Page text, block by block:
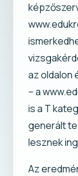
az oldalon
– a
is a T
generált
lesznek
Az